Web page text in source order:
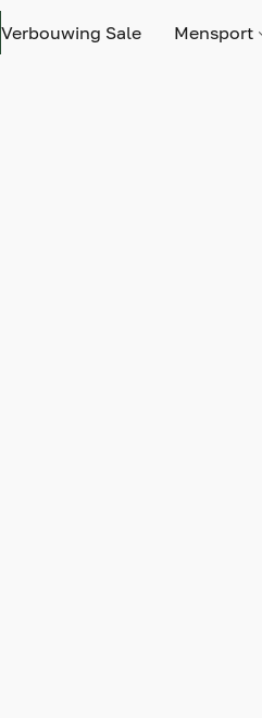
Verbouwing Sale Mensport